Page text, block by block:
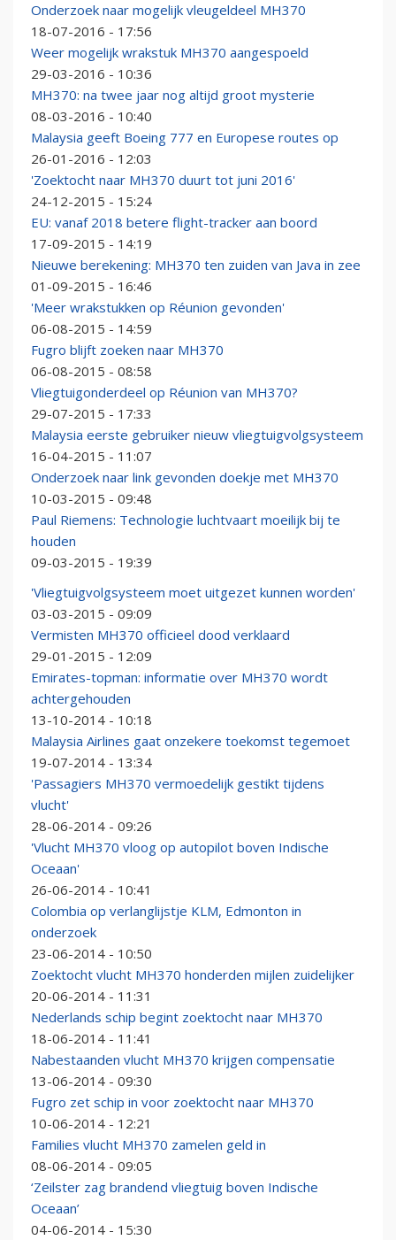
Onderzoek naar mogelijk vleugeldeel MH370
18-07-2016 - 17:56
Weer mogelijk wrakstuk MH370 aangespoeld
29-03-2016 - 10:36
MH370: na twee jaar nog altijd groot mysterie
08-03-2016 - 10:40
Malaysia geeft Boeing 777 en Europese routes op
26-01-2016 - 12:03
'Zoektocht naar MH370 duurt tot juni 2016'
24-12-2015 - 15:24
EU: vanaf 2018 betere flight-tracker aan boord
17-09-2015 - 14:19
Nieuwe berekening: MH370 ten zuiden van Java in zee
01-09-2015 - 16:46
'Meer wrakstukken op Réunion gevonden'
06-08-2015 - 14:59
Fugro blijft zoeken naar MH370
06-08-2015 - 08:58
Vliegtuigonderdeel op Réunion van MH370?
29-07-2015 - 17:33
Malaysia eerste gebruiker nieuw vliegtuigvolgsysteem
16-04-2015 - 11:07
Onderzoek naar link gevonden doekje met MH370
10-03-2015 - 09:48
Paul Riemens: Technologie luchtvaart moeilijk bij te
houden
09-03-2015 - 19:39
'Vliegtuigvolgsysteem moet uitgezet kunnen worden'
03-03-2015 - 09:09
Vermisten MH370 officieel dood verklaard
29-01-2015 - 12:09
Emirates-topman: informatie over MH370 wordt
achtergehouden
13-10-2014 - 10:18
Malaysia Airlines gaat onzekere toekomst tegemoet
19-07-2014 - 13:34
'Passagiers MH370 vermoedelijk gestikt tijdens
vlucht'
28-06-2014 - 09:26
'Vlucht MH370 vloog op autopilot boven Indische
Oceaan'
26-06-2014 - 10:41
Colombia op verlanglijstje KLM, Edmonton in
onderzoek
23-06-2014 - 10:50
Zoektocht vlucht MH370 honderden mijlen zuidelijker
20-06-2014 - 11:31
Nederlands schip begint zoektocht naar MH370
18-06-2014 - 11:41
Nabestaanden vlucht MH370 krijgen compensatie
13-06-2014 - 09:30
Fugro zet schip in voor zoektocht naar MH370
10-06-2014 - 12:21
Families vlucht MH370 zamelen geld in
08-06-2014 - 09:05
‘Zeilster zag brandend vliegtuig boven Indische
Oceaan’
04-06-2014 - 15:30